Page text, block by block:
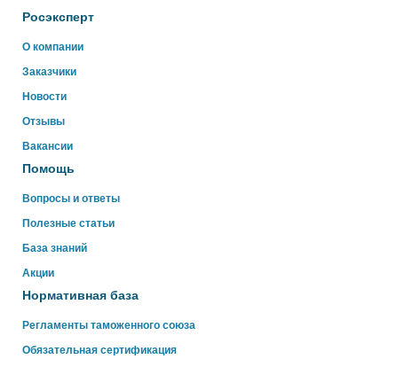
Росэксперт
О компании
Заказчики
Новости
Отзывы
Вакансии
Помощь
Вопросы и ответы
Полезные статьи
База знаний
Акции
Нормативная база
Регламенты таможенного союза
Обязательная сертификация
Здравствуйте!
Свяжитесь с нами через WhatsApp нажав на кнопку
WhatsApp